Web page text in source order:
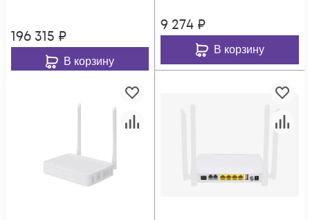
196 315 ₽
В корзину
9 274 ₽
В корзину